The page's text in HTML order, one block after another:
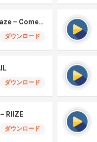
Elmiene, Fujii Kaze – Comets Gold
ダウンロード
ダウンロード
RIIZE
ダウンロード